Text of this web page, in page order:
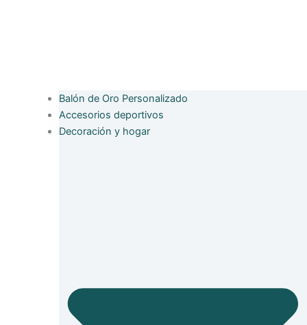
Balón de Oro Personalizado
Accesorios deportivos
Decoración y hogar